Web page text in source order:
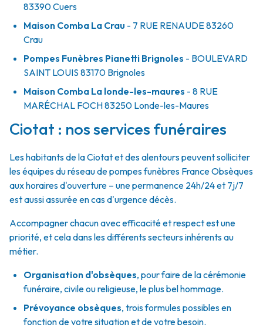
83390Cuers
Maison Comba La Crau - 7 RUE RENAUDE83260
Crau
Pompes Funèbres Pianetti Brignoles - BOULEVARD
SAINT LOUIS 83170 Brignoles
Maison Comba La londe-les-maures - 8 RUE
MARÉCHAL FOCH83250 Londe-les-Maures
Ciotat : nos services funéraires
Les habitants de la Ciotat et des alentours peuvent solliciter
les équipes du réseau de pompes funèbres France Obsèques
aux horaires d'ouverture – une permanence 24h/24 et 7j/7
est aussi assurée en cas d'urgence décès.
Accompagner chacun avec efficacité et respect est une
priorité, et cela dans les différents secteurs inhérents au
métier.
Organisation d'obsèques, pour faire de la cérémonie
funéraire, civile ou religieuse, le plus bel hommage.
Prévoyance obsèques, trois formules possibles en
fonction de votre situation et de votre besoin.